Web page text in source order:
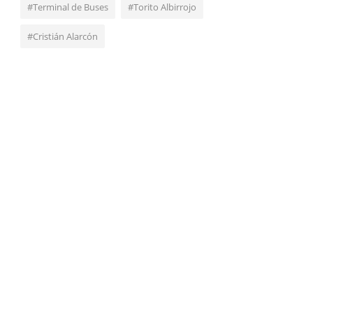
#Terminal de Buses #Torito Albirrojo
#Cristián Alarcón